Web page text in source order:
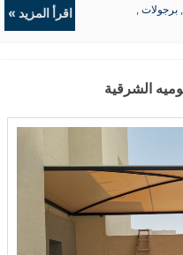
برجولات اقرأ المزيد »
الشرقية